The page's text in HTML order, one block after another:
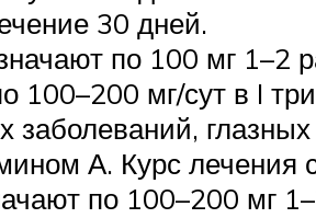
30 дней.
по 100 мг 1–2
100–200 мг/сут в I
заболеваний,
А. Курс лечения
по 100–200 мг